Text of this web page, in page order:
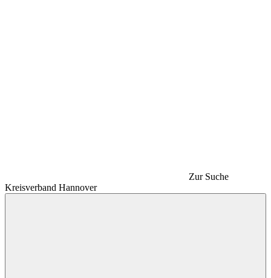
Zur Suche
Kreisverband Hannover